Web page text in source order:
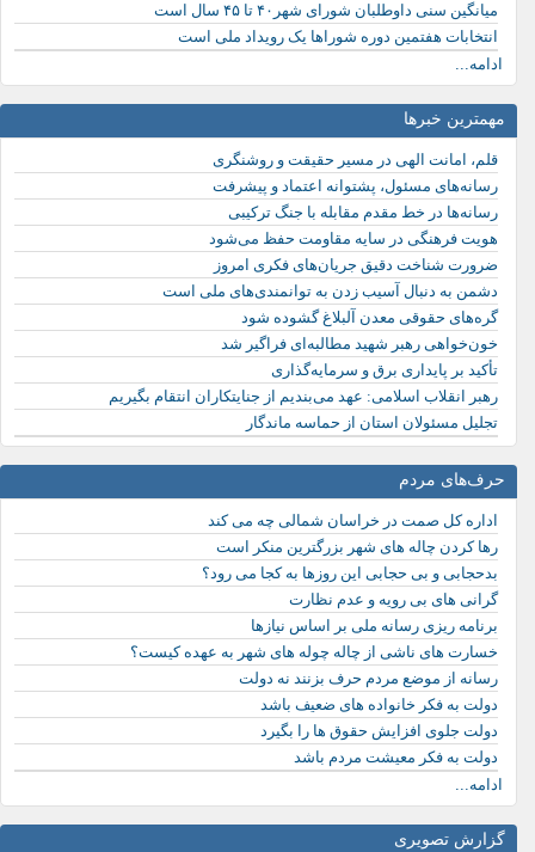
میانگین سنی داوطلبان شورای شهر۴۰ تا ۴۵ سال است
انتخابات هفتمین دوره شوراها یک رویداد ملی است
ادامه...
مهمترین خبرها
قلم، امانت الهی در مسیر حقیقت و روشنگری
رسانه‌های مسئول، پشتوانه اعتماد و پیشرفت
رسانه‌ها در خط مقدم مقابله با جنگ ترکیبی
هویت فرهنگی در سایه مقاومت حفظ می‌شود
ضرورت شناخت دقیق جریان‌های فکری امروز
دشمن به دنبال آسیب زدن به توانمندی‌های ملی است
گره‌های حقوقی معدن آلبلاغ گشوده شود
خون‌خواهی رهبر شهید مطالبه‌ای فراگیر شد
تأکید بر پایداری برق و سرمایه‌گذاری
رهبر انقلاب اسلامی: عهد می‌بندیم از جنایتکاران انتقام بگیریم
تجلیل مسئولان استان از حماسه ماندگار
حرف‌های مردم
اداره کل صمت در خراسان شمالی چه می کند
رها کردن چاله های شهر بزرگترین منکر است
بدحجابی و بی حجابی این روزها به کجا می رود؟
گرانی های بی رویه و عدم نظارت
برنامه ریزی رسانه ملی بر اساس نیازها
خسارت های ناشی از چاله چوله های شهر به عهده کیست؟
رسانه از موضع مردم حرف بزنند نه دولت
دولت به فکر خانواده های ضعیف باشد
دولت جلوی افزایش حقوق ها را بگیرد
دولت به فکر معیشت مردم باشد
ادامه...
گزارش تصویری